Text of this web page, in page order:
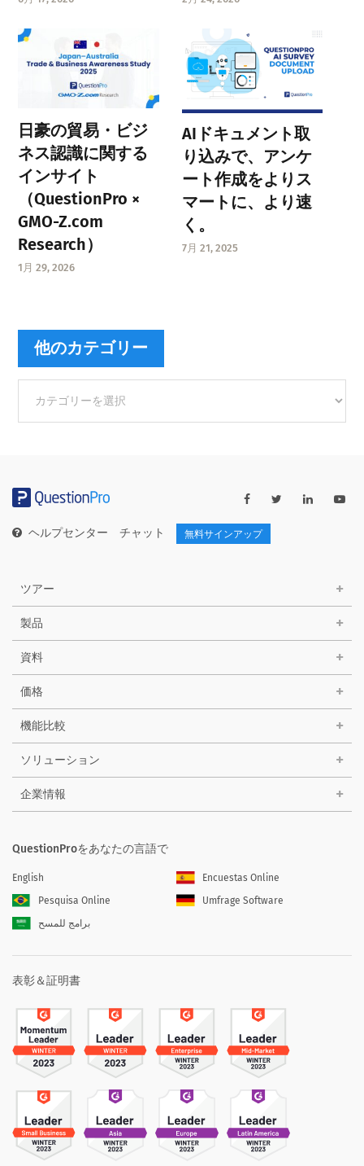
日豪の貿易・ビジ
ネス認識に関する
インサイト
（QuestionPro ×
GMO-Z.com
Research）
1月 29, 2026
AIドキュメント取
り込みで、アンケ
ート作成をよりス
マートに、より速
く。
7月 21, 2025
他のカテゴリー
カ
ー
ヘルプセンター チャット 無料サインアップ
ツアー
製品
資料
価格
機能比較
ソリューション
企業情報
QuestionProをあなたの言語で
English
Encuestas Online
Pesquisa Online
Umfrage Software
برامج للمسح
表彰＆証明書